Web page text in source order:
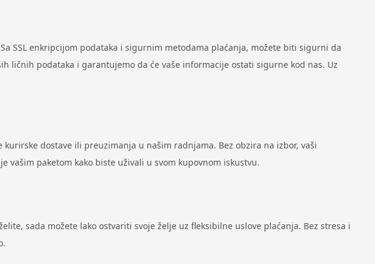
SSL enkripcijom podataka i sigurnim metodama plaćanja, možete biti sigurni da
ličnih podataka i garantujemo da će vaše informacije ostati sigurne kod nas. Uz
dostave ili preuzimanja u našim radnjama. Bez obzira na izbor, vaši
vašim paketom kako biste uživali u svom kupovnom iskustvu.
sada možete lako ostvariti svoje želje uz fleksibilne uslove plaćanja. Bez stresa i